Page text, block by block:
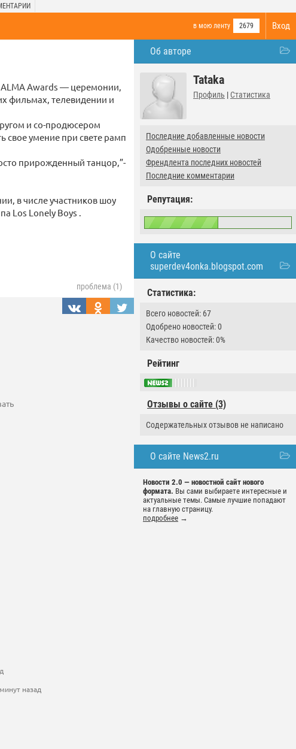
Вход
в мою ленту 2679
Об авторе
Tataka
Профиль | Статистика
Последние добавленные новости
Одобренные новости
Френдлента последних новостей
Последние комментарии
Репутация:
О сайте
superdev4onka.blogspot.com
Статистика:
Всего новостей: 67
Одобрено новостей: 0
Качество новостей: 0%
Рейтинг
Отзывы о сайте (3)
Содержательных отзывов не написано
О сайте News2.ru
Новости 2.0 — новостной сайт нового
формата. Вы сами выбираете интересные и
актуальные темы. Самые лучшие попадают
на главную страницу.
подробнее →
ALMA Awards — церемонии,
фильмах, телевидении и
и со-продюсером
свое умение при свете рамп
прирожденный танцор,”-
в числе участников шоу
Los Lonely Boys .
проблема (1)
назад